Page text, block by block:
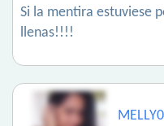
Si la mentira estuviese
llenas!!!!